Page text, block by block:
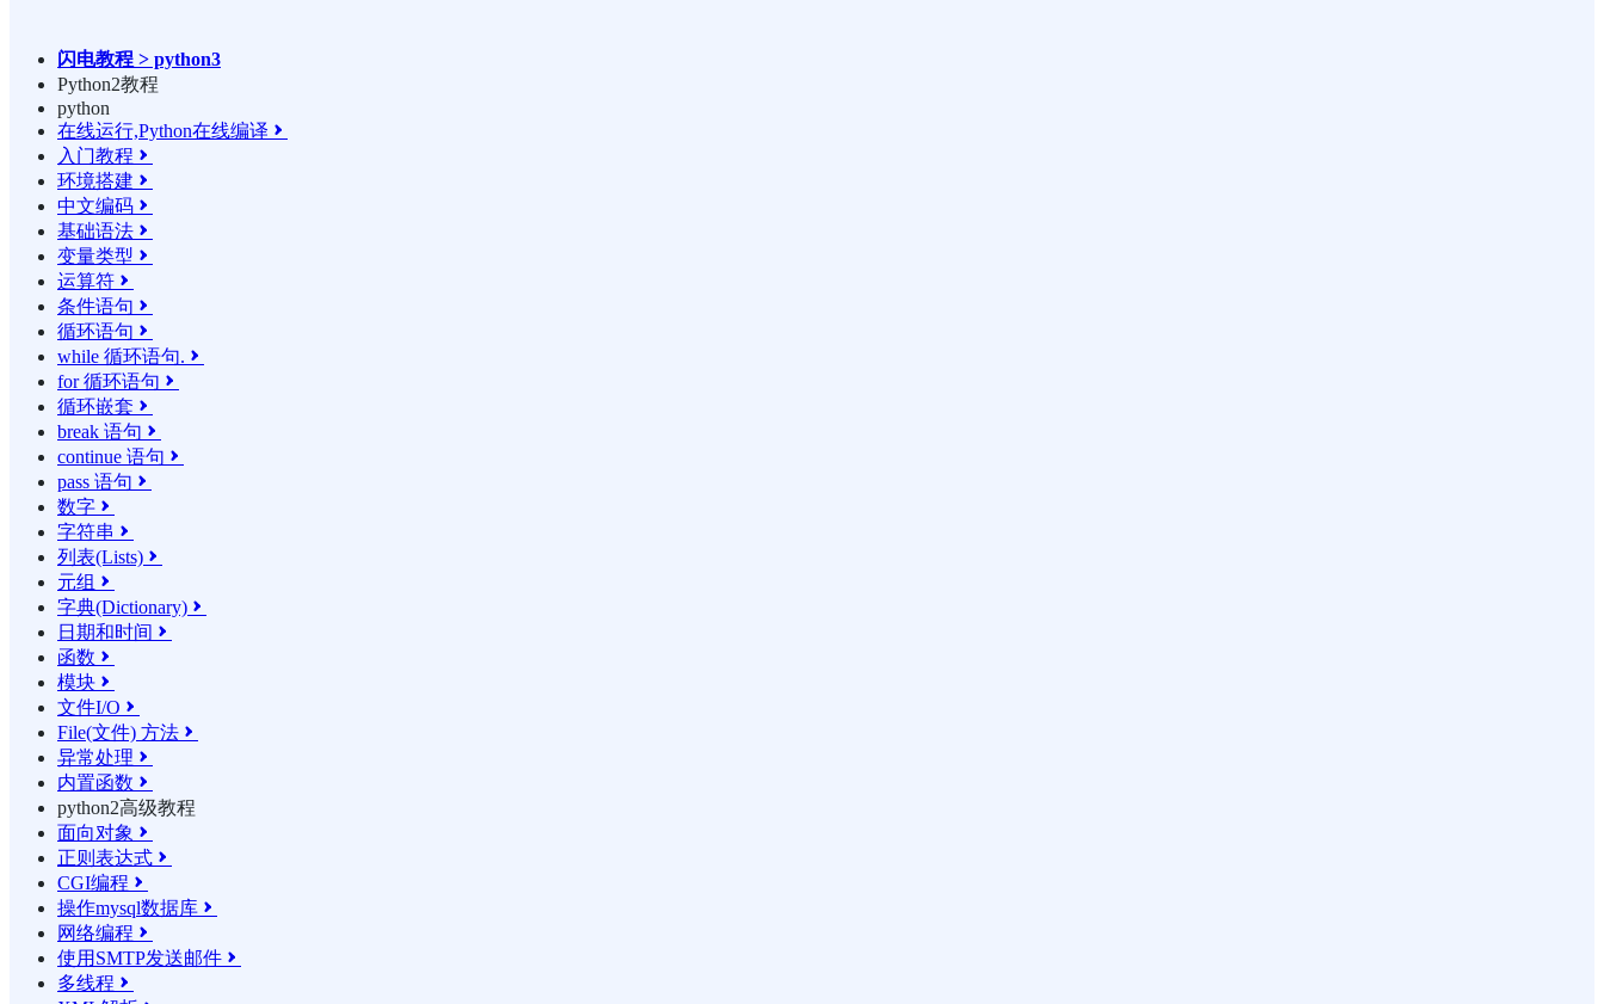
闪电教程 > python3
Python2教程
python
在线运行,Python在线编译 
入门教程 
环境搭建 
中文编码 
基础语法 
变量类型 
运算符 
条件语句 
循环语句 
while 循环语句. 
for 循环语句 
循环嵌套 
break 语句 
continue 语句 
pass 语句 
数字 
字符串 
列表(Lists) 
元组 
字典(Dictionary) 
日期和时间 
函数 
模块 
文件I/O 
File(文件) 方法 
异常处理 
内置函数 
python2高级教程
面向对象 
正则表达式 
CGI编程 
操作mysql数据库 
网络编程 
使用SMTP发送邮件 
多线程 